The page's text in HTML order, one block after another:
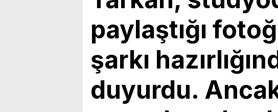
bulunduk. Ortak akıl ve iş birliğiyle
paylaştığı
şarkı
duyurdu.